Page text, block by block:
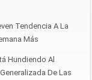
Tendencia A La
Más
Hundiendo Al
De Las